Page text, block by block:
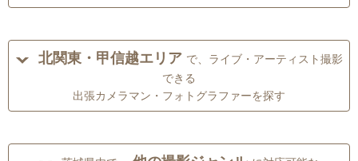
北関東・甲信越エリア で、ライブ・アーティスト撮影
できる
出張カメラマン・フォトグラファーを探す